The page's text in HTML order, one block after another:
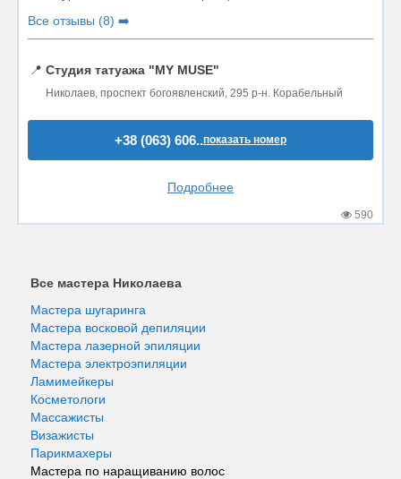
Все отзывы (8) ➡️
📍 Студия татуажа "MY MUSE"
Николаев, проспект богоявленский, 295 р-н. Корабельный
+38 (063) 606..показать номер
Подробнее
590
Все мастера Николаева
Мастера шугаринга
Мастера восковой депиляции
Мастера лазерной эпиляции
Мастера электроэпиляции
Ламимейкеры
Косметологи
Массажисты
Визажисты
Парикмахеры
Мастера по наращиванию волос